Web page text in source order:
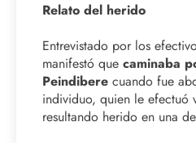
Relato del herido
Entrevistado por los
manifestó que caminaba
Peindibere cuando fue
individuo, quien le efectuó
resultando herido en una